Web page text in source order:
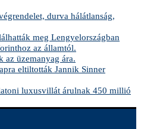
durva hálátlanság,
meg Lengyelországban
az államtól.
az üzemanyag ára.
eltiltották Jannik Sinner
luxusvillát árulnak 450 millió